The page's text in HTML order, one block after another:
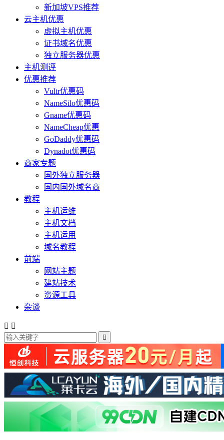
新加坡VPS推荐
云主机优惠
虚拟主机优惠
证书域名优惠
独立服务器优惠
主机测评
优惠推荐
Vultr优惠码
NameSilo优惠码
Gname优惠码
NameCheap优惠
GoDaddy优惠码
Dynadot优惠码
商家专题
国外独立服务器
国内国外域名商
教程
主机运维
主机文档
主机运用
域名教程
前端
网站主题
建站技术
资源工具
杂谈
 
